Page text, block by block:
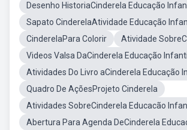
Desenho HistoriaCinderela Educação
Sapato CinderelaAtividade Educação
CinderelaPara Colorir
Atividade
Videos Valsa DaCinderela Educação Infantil
Atividades Do Livro aCinderela Educação
Quadro De AçõesProjeto Cinderela
Atividades SobreCinderela Educacão
Abertura Para Agenda DeCinderela